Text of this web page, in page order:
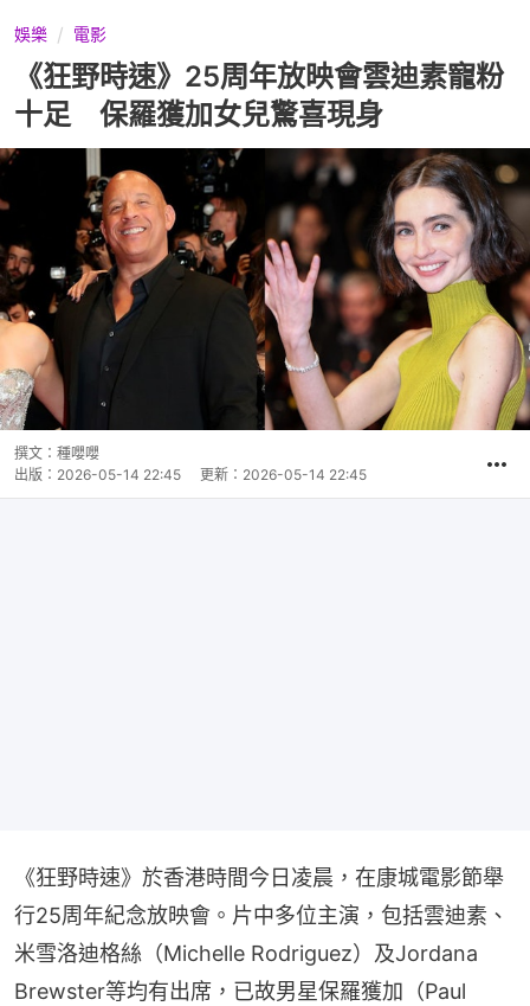
娛樂 電影
《狂野時速》25周年放映會雲迪素寵粉
十足 保羅獲加女兒驚喜現身
撰文： 種嚶嚶
出版： 2026-05-14 22:45 更新： 2026-05-14 22:45
《狂野時速》於香港時間今日凌晨，在康城電影節舉
行25周年紀念放映會。片中多位主演，包括雲迪素、
米雪洛迪格絲（Michelle Rodriguez）及Jordana
Brewster等均有出席，已故男星保羅獲加（Paul